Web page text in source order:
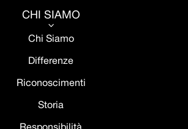
CHI SIAMO
3
Chi Siamo
Differenze
Riconoscimenti
Storia
Responsibilità